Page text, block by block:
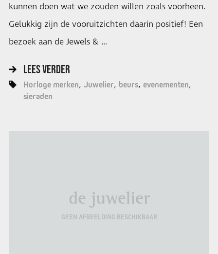
kunnen doen wat we zouden willen zoals voorheen.
Gelukkig zijn de vooruitzichten daarin positief! Een
bezoek aan de Jewels & …
LEES VERDER
Horloge merken Juwelier beurs evenementen
sieraden
de juwelier
GEEN AFBEELDING BESCHIKBAAR